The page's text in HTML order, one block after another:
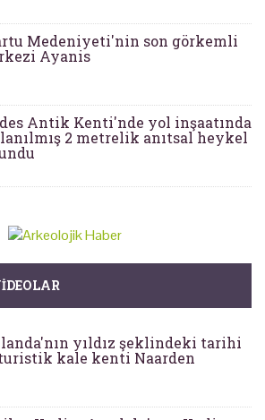
Medeniyeti'nin son görkemli
Ayanis
Antik Kenti'nde yol inşaatında
2 metrelik anıtsal heykel
yıldız şeklindeki tarihi
kale kenti Naarden